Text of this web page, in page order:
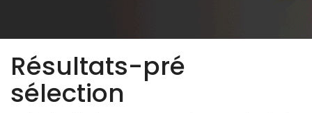
Résultats-pré
sélection